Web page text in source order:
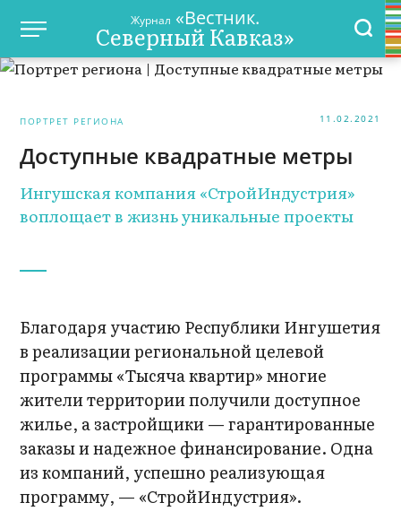
Журнал «Вестник.
Северный Кавказ»
ПОРТРЕТ РЕГИОНА 11.02.2021
Доступные квадратные метры
Ингушская компания «СтройИндустрия»
воплощает в жизнь уникальные проекты
Благодаря участию Республики Ингушетия
в реализации региональной целевой
программы «Тысяча квартир» многие
жители территории получили доступное
жилье, а застройщики — гарантированные
заказы и надежное финансирование. Одна
из компаний, успешно реализующая
программу, — «СтройИндустрия».